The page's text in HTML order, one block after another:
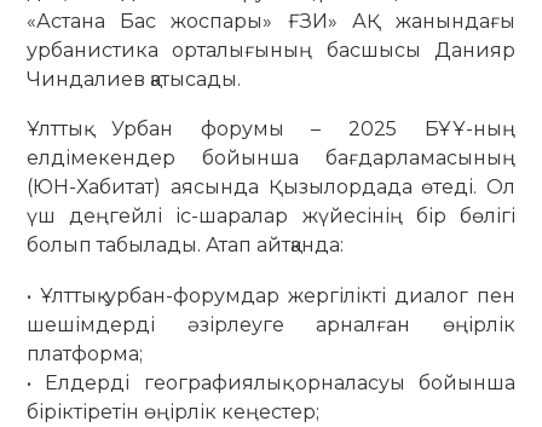
«Астана Бас жоспары» ҒЗИ» АҚ жанындағы
урбанистика орталығының басшысы Данияр
Чиндалиев қатысады.
Ұлттық Урбан форумы – 2025 БҰҰ-ның
елдімекендер бойынша бағдарламасының
(ЮН-Хабитат) аясында Қызылордада өтеді. Ол
үш деңгейлі іс-шаралар жүйесінің бір бөлігі
болып табылады. Атап айтқанда:
• Ұлттық урбан-форумдар жергілікті диалог пен
шешімдерді әзірлеуге арналған өңірлік
платформа;
• Елдерді географиялық орналасуы бойынша
біріктіретін өңірлік кеңестер;